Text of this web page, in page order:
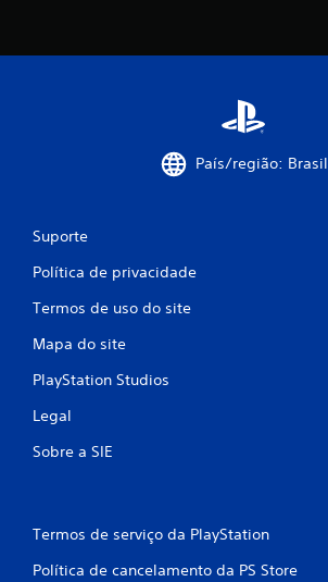
País/região: Brasil
Suporte
Política de privacidade
Termos de uso do site
Mapa do site
PlayStation Studios
Legal
Sobre a SIE
Termos de serviço da PlayStation
Política de cancelamento da PS Store